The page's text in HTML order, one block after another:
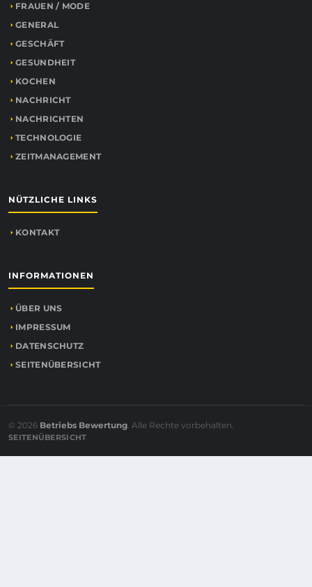
FRAUEN / MODE
GENERAL
GESCHÄFT
GESUNDHEIT
KOCHEN
NACHRICHT
NACHRICHTEN
TECHNOLOGIE
ZEITMANAGEMENT
NÜTZLICHE LINKS
KONTAKT
INFORMATIONEN
ÜBER UNS
IMPRESSUM
DATENSCHUTZ
SEITENÜBERSICHT
© 2026 Betriebs Bewertung. Alle Rechte vorbehalten.
SEITENÜBERSICHT